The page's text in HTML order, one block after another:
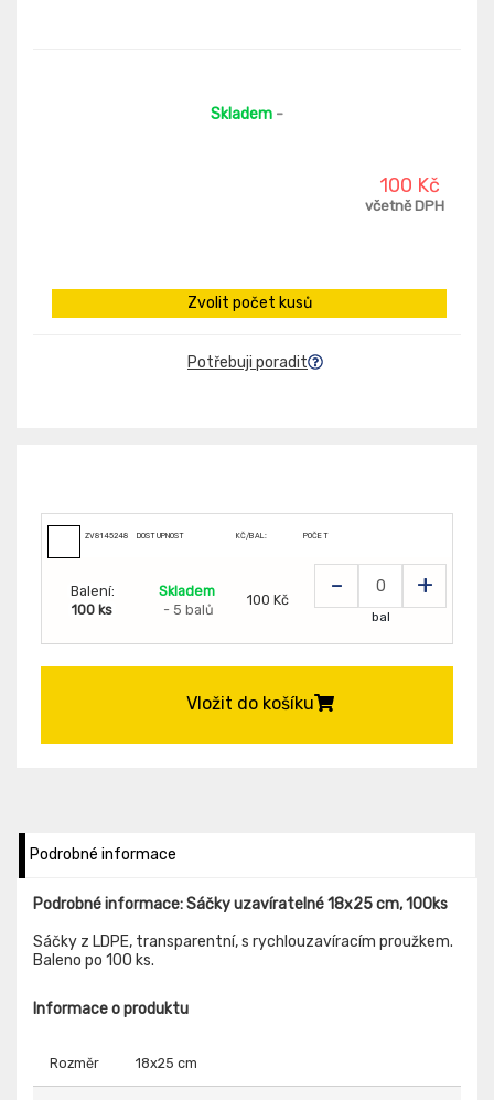
Skladem -
100 Kč
včetně DPH
Zvolit počet kusů
Potřebuji poradit
ZV8145248 DOSTUPNOST KČ/BAL: POČET
Balení:
100 ks
Skladem
- 5 balů
100 Kč - +
bal
Vložit do košíku
Podrobné informace
Podrobné informace: Sáčky uzavíratelné 18x25 cm, 100ks
Sáčky z LDPE, transparentní, s rychlouzavíracím proužkem.
Baleno po 100 ks.
Informace o produktu
Rozměr 18x25 cm